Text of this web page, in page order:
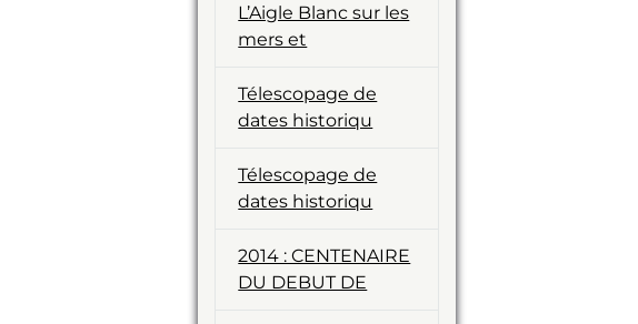
L’Aigle Blanc sur les
mers et
Télescopage de
dates historiqu
Télescopage de
dates historiqu
2014 : CENTENAIRE
DU DEBUT DE